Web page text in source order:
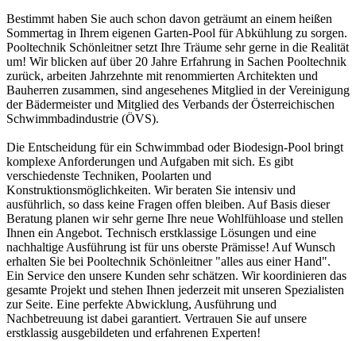
Bestimmt haben Sie auch schon davon geträumt an einem heißen
Sommertag in Ihrem eigenen Garten-Pool für Abkühlung zu sorgen.
Pooltechnik Schönleitner setzt Ihre Träume sehr gerne in die Realität
um! Wir blicken auf über 20 Jahre Erfahrung in Sachen Pooltechnik
zurück, arbeiten Jahrzehnte mit renommierten Architekten und
Bauherren zusammen, sind angesehenes Mitglied in der Vereinigung
der Bädermeister und Mitglied des Verbands der Österreichischen
Schwimmbadindustrie (ÖVS).
Die Entscheidung für ein Schwimmbad oder Biodesign-Pool bringt
komplexe Anforderungen und Aufgaben mit sich. Es gibt
verschiedenste Techniken, Poolarten und
Konstruktionsmöglichkeiten. Wir beraten Sie intensiv und
ausführlich, so dass keine Fragen offen bleiben. Auf Basis dieser
Beratung planen wir sehr gerne Ihre neue Wohlfühloase und stellen
Ihnen ein Angebot. Technisch erstklassige Lösungen und eine
nachhaltige Ausführung ist für uns oberste Prämisse! Auf Wunsch
erhalten Sie bei Pooltechnik Schönleitner "alles aus einer Hand".
Ein Service den unsere Kunden sehr schätzen. Wir koordinieren das
gesamte Projekt und stehen Ihnen jederzeit mit unseren Spezialisten
zur Seite. Eine perfekte Abwicklung, Ausführung und
Nachbetreuung ist dabei garantiert. Vertrauen Sie auf unsere
erstklassig ausgebildeten und erfahrenen Experten!